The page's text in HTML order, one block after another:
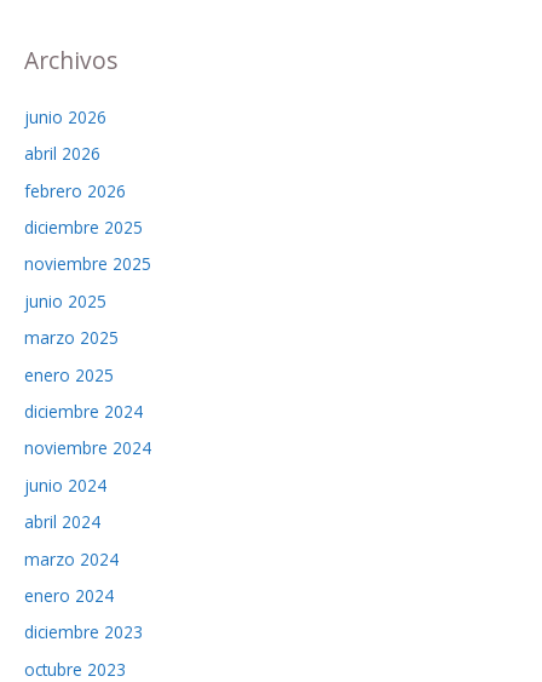
Archivos
junio 2026
abril 2026
febrero 2026
diciembre 2025
noviembre 2025
junio 2025
marzo 2025
enero 2025
diciembre 2024
noviembre 2024
junio 2024
abril 2024
marzo 2024
enero 2024
diciembre 2023
octubre 2023